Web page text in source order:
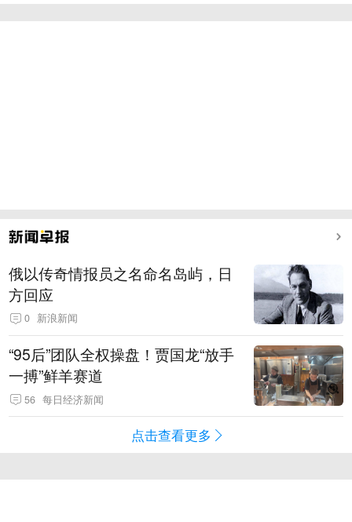
俄以传奇情报员之名命名岛屿，日
方回应
0 新浪新闻
“95后”团队全权操盘！贾国龙“放手
一搏”鲜羊赛道
56 每日经济新闻
点击查看更多